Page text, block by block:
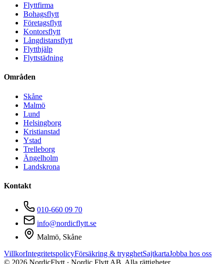
Flyttfirma
Bohagsflytt
Företagsflytt
Kontorsflytt
Långdistansflytt
Flytthjälp
Flyttstädning
Områden
Skåne
Malmö
Lund
Helsingborg
Kristianstad
Ystad
Trelleborg
Ängelholm
Landskrona
Kontakt
010-660 09 70
info@nordicflytt.se
Malmö, Skåne
VillkorIntegritetspolicyFörsäkring & trygghetSajtkartaJobba hos oss
© 2026 NordicFlytt · Nordic Flytt AB. Alla rättigheter